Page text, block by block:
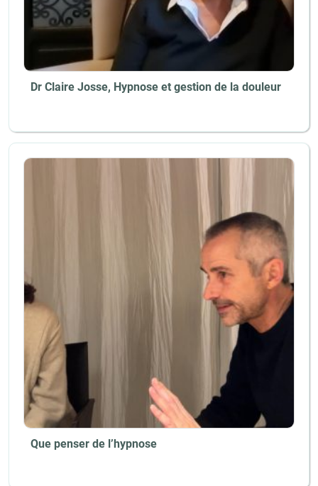
Dr Claire Josse, Hypnose et gestion de la douleur
Que penser de l’hypnose